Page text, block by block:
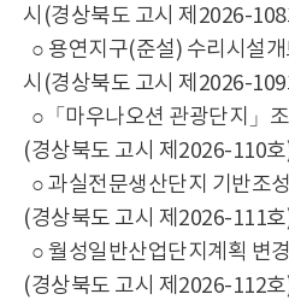
시(경상북도 고시 제2026-
○ 용연지구(준설) 수리시설
시(경상북도 고시 제2026-
○「마우나오션 관광단지」
(경상북도 고시 제2026-110
○ 과실전문생산단지 기반조
(경상북도 고시 제2026-111
○ 월성일반산업단지계획 변
(경상북도 고시 제2026-112